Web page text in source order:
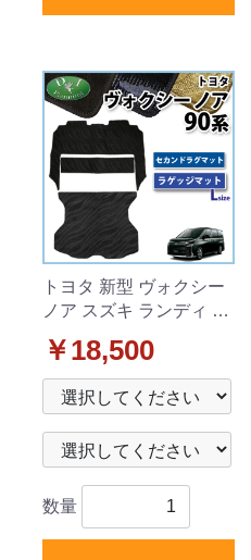
トヨタ 新型 ヴォクシー
ノア スズキ ランディ 90
& ラゲッジマット (Lサイ
ズ) セット 織柄シリーズ
社外新品
￥18,500
数量